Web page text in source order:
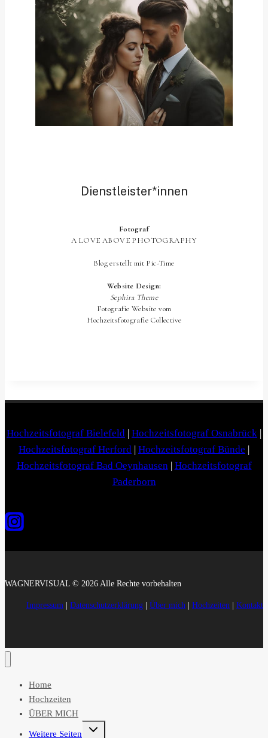
Hochzeitsfotograf Bielefeld | Hochzeitsfotograf Osnabrück |
Hochzeitsfotograf Herford | Hochzeitsfotograf Bünde |
Hochzeitsfotograf Bad Oeynhausen | Hochzeitsfotograf
Paderborn
WAGNERVISUAL © 2026 Alle Rechte vorbehalten
Impressum | Datenschutzerklärung | Über mich | Hochzeiten | Kontakt
Home
Hochzeiten
ÜBER MICH
Weitere Seiten
Untermenü